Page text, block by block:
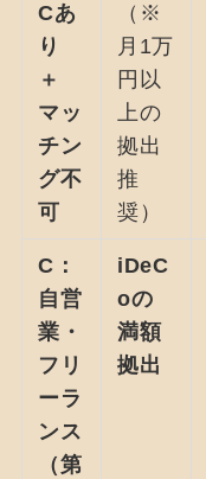
Cあ
り
＋
マッ
チン
グ不
可
（※
月1万
円以
上の
拠出
推
奨）
C：
自営
業・
フリ
ーラ
ンス
（第
iDeC
oの
満額
拠出